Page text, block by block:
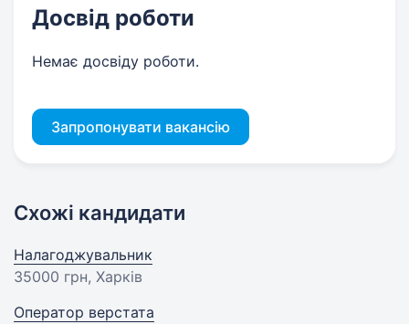
Досвід роботи
Немає досвіду роботи.
Запропонувати вакансію
Схожі кандидати
Налагоджувальник
35000 грн, Харків
Оператор верстата